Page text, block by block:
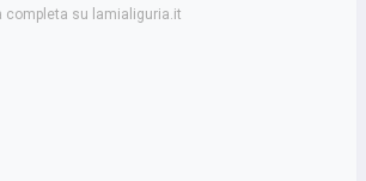
completa su lamialiguria.it